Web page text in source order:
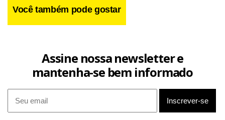
Você também pode gostar
Assine nossa newsletter e
mantenha-se bem informado